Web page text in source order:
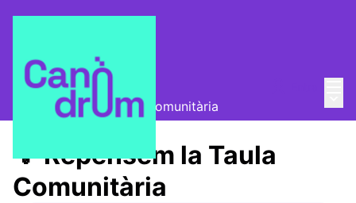
Taula Comunitària
💡 Repensem la Taula Comunitària
💡 Repensem la Taula
Comunitària